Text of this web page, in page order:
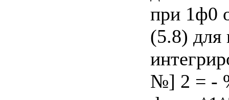
при 1ф0
(5.8) для
№] 2 = -